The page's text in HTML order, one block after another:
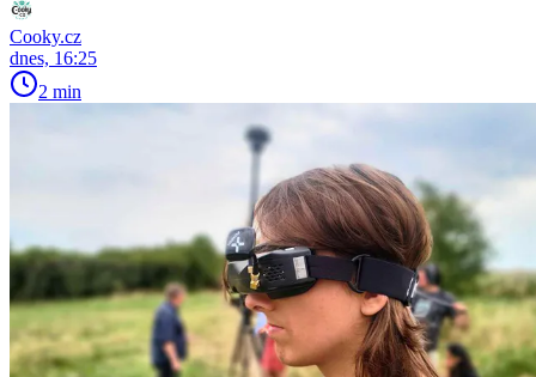
Cooky.cz
dnes, 16:25
2 min